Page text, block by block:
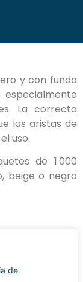
de
y con funda
La correcta
las aristas de
uso.
de 1.000
beige o negro